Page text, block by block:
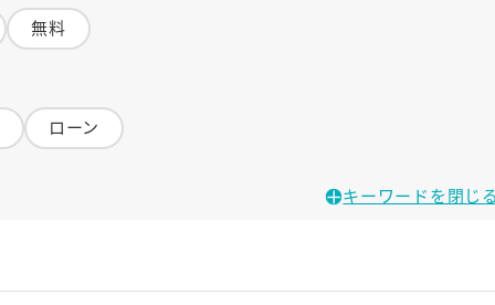
無料
ローン
キーワードを閉じる